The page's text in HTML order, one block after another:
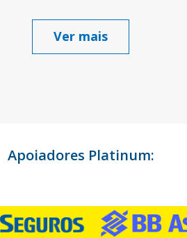
Ver mais
Apoiadores Platinum: